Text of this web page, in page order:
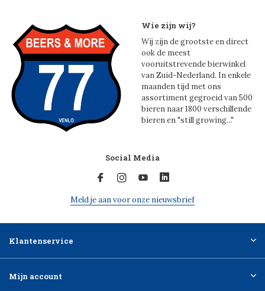
Wie zijn wij?
Wij zijn de grootste en direct
ook de meest
vooruitstrevende bierwinkel
van Zuid-Nederland. In enkele
maanden tijd met ons
assortiment gegroeid van 500
bieren naar 1800 verschillende
bieren en "still growing..."
Social Media
Meld je aan voor onze nieuwsbrief
Klantenservice
Mijn account